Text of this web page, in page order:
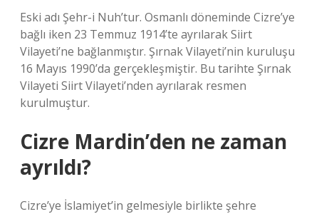
Eski adı Şehr-i Nuh’tur. Osmanlı döneminde Cizre’ye
bağlı iken 23 Temmuz 1914’te ayrılarak Siirt
Vilayeti’ne bağlanmıştır. Şırnak Vilayeti’nin kuruluşu
16 Mayıs 1990’da gerçekleşmiştir. Bu tarihte Şırnak
Vilayeti Siirt Vilayeti’nden ayrılarak resmen
kurulmuştur.
Cizre Mardin’den ne zaman
ayrıldı?
Cizre’ye İslamiyet’in gelmesiyle birlikte şehre